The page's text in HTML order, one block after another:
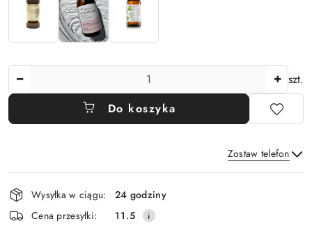
szt.
Do koszyka
Zostaw telefon
Wyślij
Dostępność
i
dostawa
Wysyłka w ciągu:
24 godziny
Cena przesyłki:
11.5